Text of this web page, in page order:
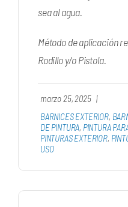
sea al agua.
Método de aplicación
Rodillo y/o Pistola.
marzo 25, 2025 |
BARNICES EXTERIOR,
DE PINTURA, PINTURA
PINTURAS EXTERIOR,
USO